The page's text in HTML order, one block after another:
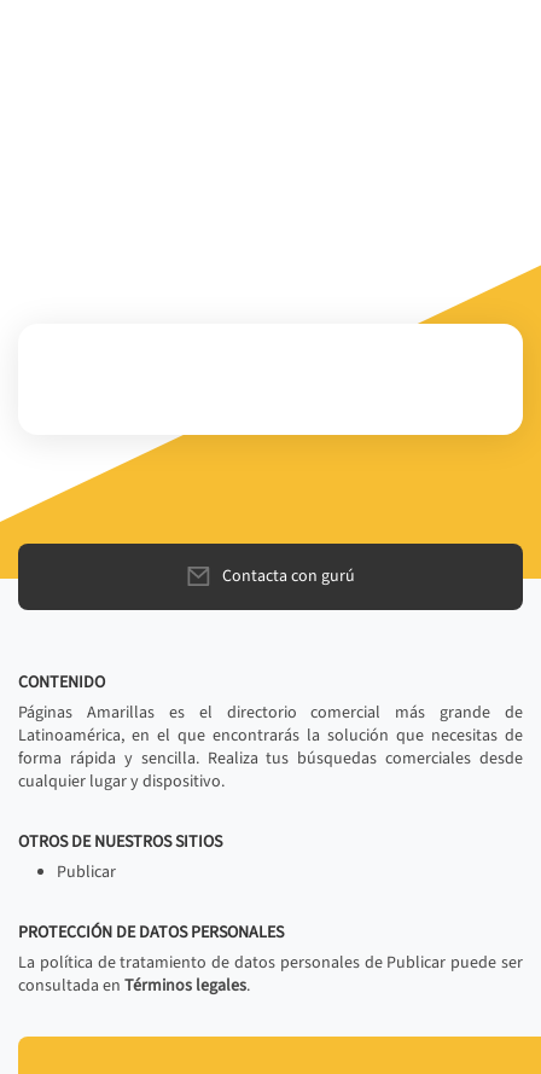
Contacta con gurú
CONTENIDO
Páginas Amarillas es el directorio comercial más grande de
Latinoamérica, en el que encontrarás la solución que necesitas de
forma rápida y sencilla. Realiza tus búsquedas comerciales desde
cualquier lugar y dispositivo.
OTROS DE NUESTROS SITIOS
Publicar
PROTECCIÓN DE DATOS PERSONALES
La política de tratamiento de datos personales de Publicar puede ser
consultada en Términos legales.